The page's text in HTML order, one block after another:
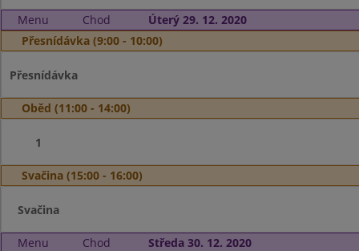
Menu Chod
Úterý 29. 12. 2020
Přesnídávka (9:00 - 10:00)
Přesnídávka
Oběd (11:00 - 14:00)
1
Svačina (15:00 - 16:00)
Svačina
Menu Chod
Středa 30. 12. 2020